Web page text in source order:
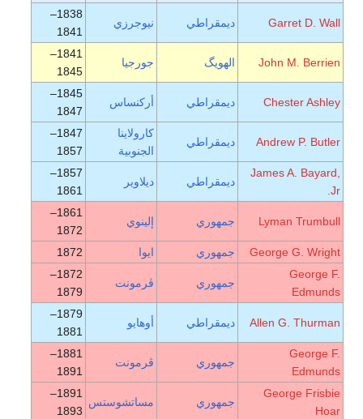
Garret D. Wall ديمقراطي نيوجرزي
1838–
1841
John M. Berrien الهويگ جورجيا
1841–
1845
Chester Ashley ديمقراطي أركنساس
1845–
1847
Andrew P. Butler ديمقراطي
كارولاينا
الجنوبية
1847–
1857
James A. Bayard,
ديمقراطي ديلاوير
1857–
1861
Lyman Trumbull جمهوري إلينوي
1861–
1872
George G. Wright
جمهوري ايوا
1872
George F.
Edmunds
جمهوري ڤرمونت
1872–
1879
Allen G. Thurman ديمقراطي أوهايو
1879–
1881
George F.
Edmunds
جمهوري ڤرمونت
1881–
1891
George Frisbie
Hoar
جمهوري مساتشوستس
1891–
1893